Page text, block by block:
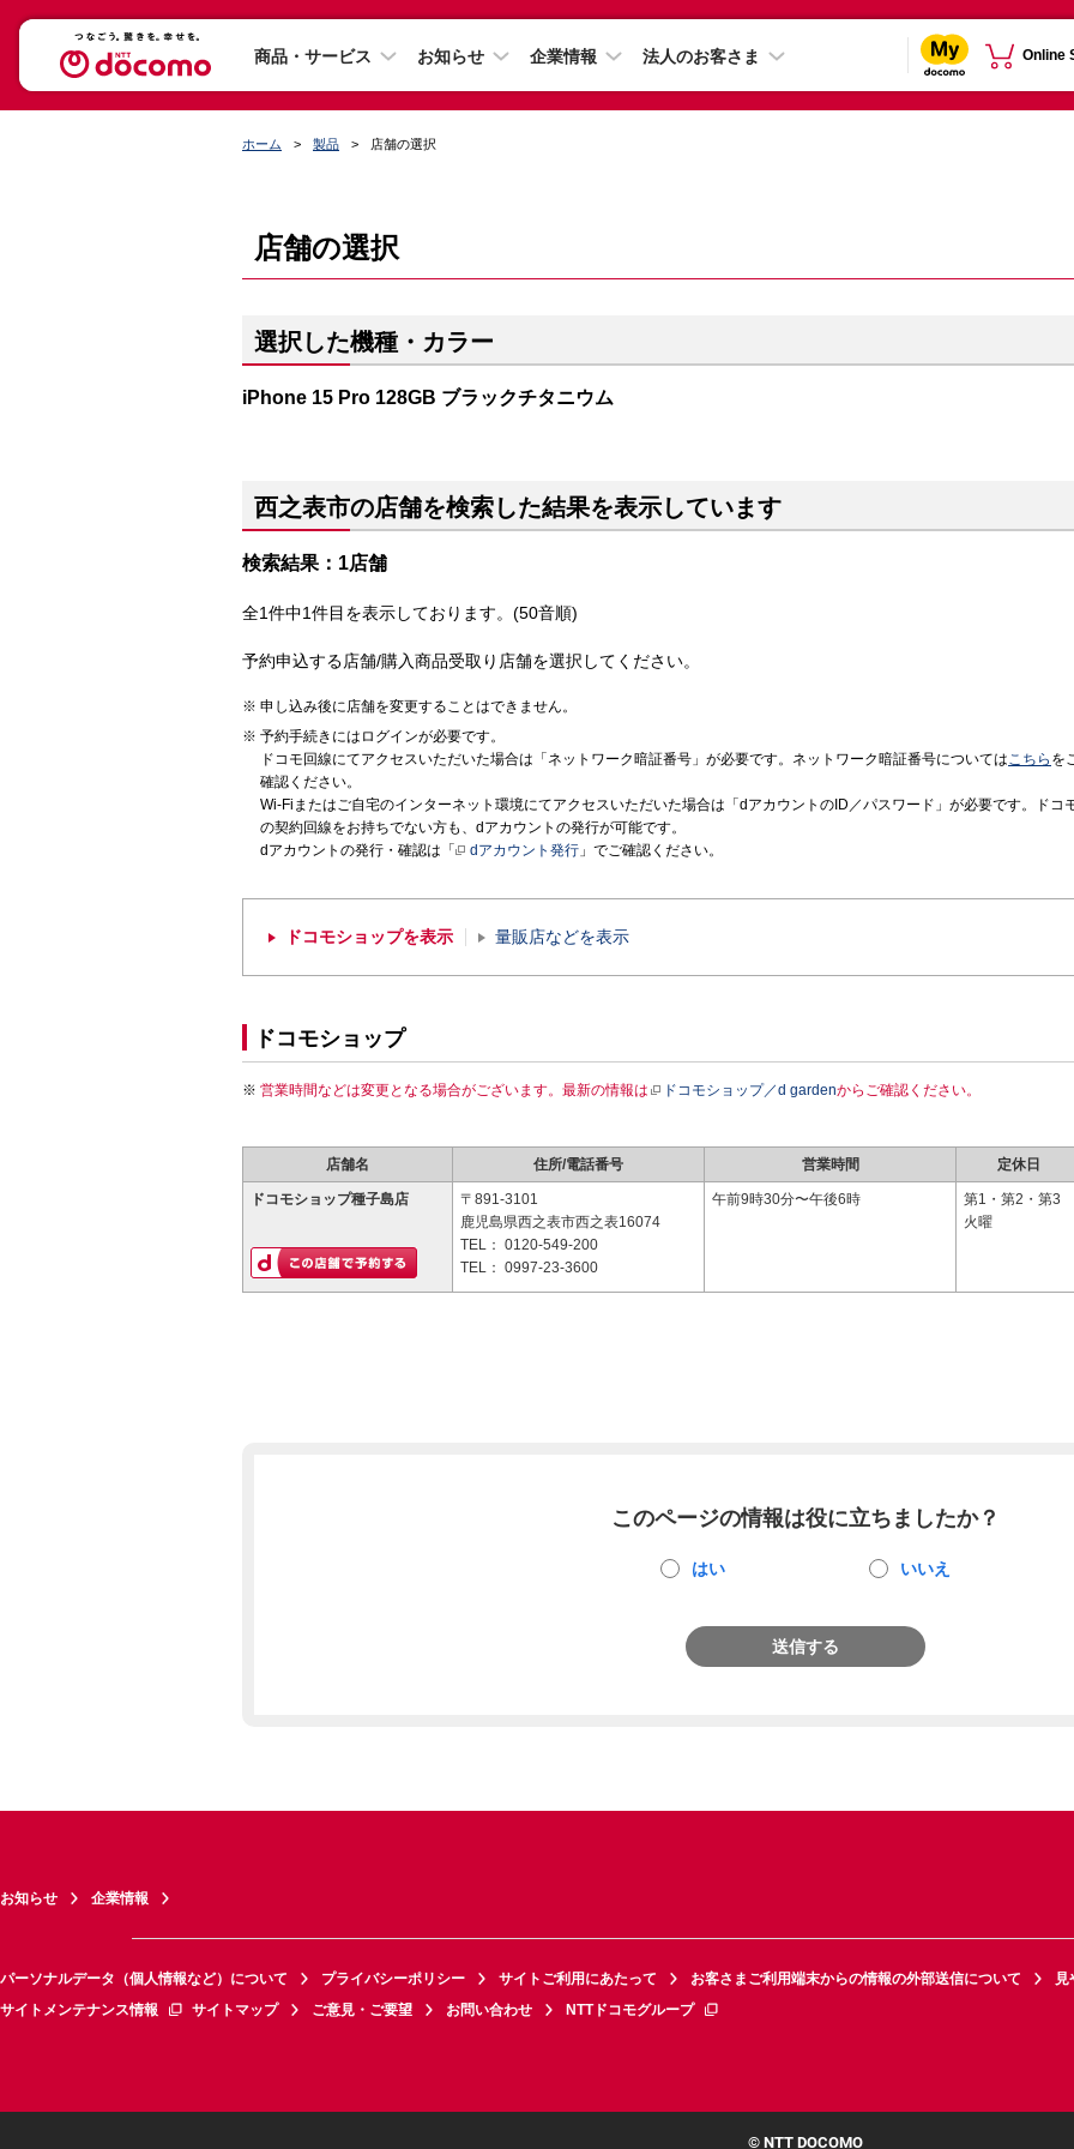
商品・サービス お知らせ 企業情報 法人のお客さま Online
ホーム 製品 店舗の選択
店舗の選択
選択した機種・カラー
iPhone 15 Pro 128GB ブラックチタニウム
西之表市の店舗を検索した結果を表示しています
検索結果：1店舗
全1件中1件目を表示しております。(50音順)
予約申込する店舗/購入商品受取り店舗を選択してください。
申し込み後に店舗を変更することはできません。
予約手続きにはログインが必要です。
ドコモ回線にてアクセスいただいた場合は「ネットワーク暗証番号」が必要です。ネットワーク暗証番号についてはこちら を
確認ください。
Wi-Fiまたはご自宅のインターネット環境にてアクセスいただいた場合は「dアカウントのID／パスワード」が必要です。ドコ
の契約回線をお持ちでない方も、dアカウントの発行が可能です。
dアカウントの発行・確認は「
dアカウント発行 」でご確認ください。
ドコモショップを表示 量販店などを表示
ドコモショップ
営業時間などは変更となる場合がございます。最新の情報は ドコモショップ／d gardenからご確認ください。
店舗名 住所/電話番号 営業時間 定休日
ドコモショップ種子島店
〒891-3101
鹿児島県西之表市西之表16074
TEL： 0120-549-200
TEL： 0997-23-3600
午前9時30分〜午後6時
第1・第2・第3
火曜
このページの情報は役に立ちましたか？
はい いいえ
送信する
お知らせ 企業情報
パーソナルデータ（個人情報など）について プライバシーポリシー サイトご利用にあたって お客さまご利用端末からの情報の外部送信について
見
サイトメンテナンス情報
サイトマップ ご意見・ご要望 お問い合わせ NTTドコモグループ
© NTT DOCOMO